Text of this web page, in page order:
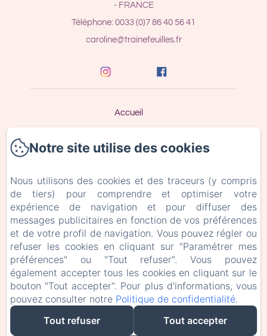
- FRANCE
Téléphone: 0033 (0)7 86 40 56 41
caroline@trainefeuilles.fr
Accueil
Accès & Contact
Informations légales
EN FR
Créé par Amenitiz
Notre site utilise des cookies
Nous utilisons des cookies et des traceurs (y compris
de tiers) pour comprendre et optimiser votre
expérience de navigation et pour diffuser des
messages publicitaires en fonction de vos préférences
et de votre profil de navigation. Vous pouvez régler ou
refuser les cookies en cliquant sur "Paramétrer mes
préférences" ou "Tout refuser". Vous pouvez
également accepter tous les cookies en cliquant sur le
bouton "Tout accepter". Pour plus d'informations, vous
pouvez consulter notre Politique de confidentialité.
Tout refuser
Tout accepter